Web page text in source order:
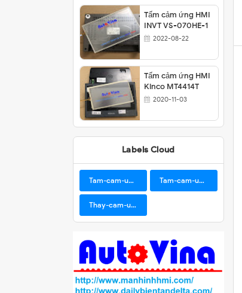
Tấm cảm ứng HMI
INVT VS-070HE-1
2022-08-22
Tấm cảm ứng HMI
Kinco MT4414T
2020-11-03
Labels Cloud
Tam-cam-ung-BUHLER Tam-cam-ung-Samkoon
Thay-cam-ung-man-hinh